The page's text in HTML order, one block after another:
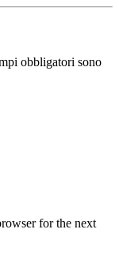
obbligatori sono
for the next